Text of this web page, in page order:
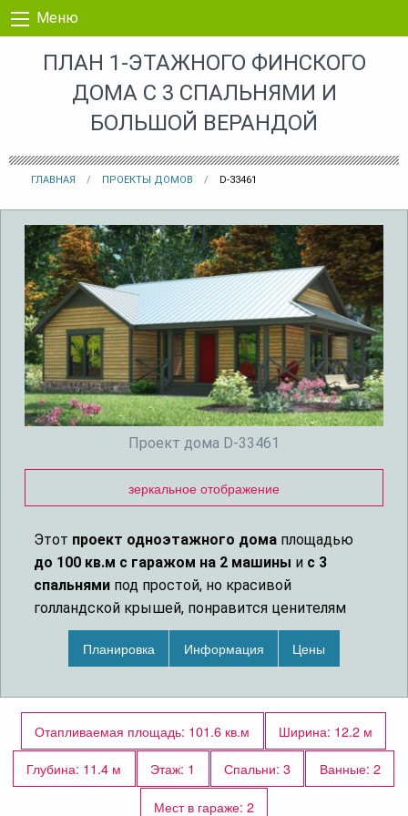
Перейти к контенту
Меню
ПЛАН 1-ЭТАЖНОГО ФИНСКОГО
ДОМА С 3 СПАЛЬНЯМИ И
БОЛЬШОЙ ВЕРАНДОЙ
ГЛАВНАЯ ПРОЕКТЫ ДОМОВ D-33461
Проект дома D-33461
зеркальное отображение
Этот проект одноэтажного дома площадью
до 100 кв.м с гаражом на 2 машины и с 3
спальнями под простой, но красивой
голландской крышей, понравится ценителям
загородной жизни. На веранде, огибающей угол
дома можно обедать в жаркий день и отдыхать
сад по двум лестницам с каждой стороны
в большую гостиную, объединенную с кухней-
столовой.
Из гостиной по короткому коридору, в котором
Планировка Информация Цены
Отапливаемая площадь: 101.6 кв.м
Ширина: 12.2 м
Глубина: 11.4 м
Этаж: 1 Спальни: 3
Ванные: 2
Мест в гараже: 2